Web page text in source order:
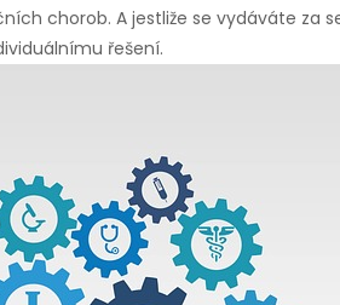
chorob. A jestliže se vydáváte za
řešení.